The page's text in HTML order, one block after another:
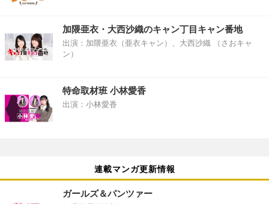
加隈亜衣・大西沙織のキャン丁目キャン番地
出演：加隈亜衣（亜衣キャン）、大西沙織 （さおキャ
ン）
特命取材班 小林愛香
出演：小林愛香
連載マンガ更新情報
ガールズ＆パンツァー